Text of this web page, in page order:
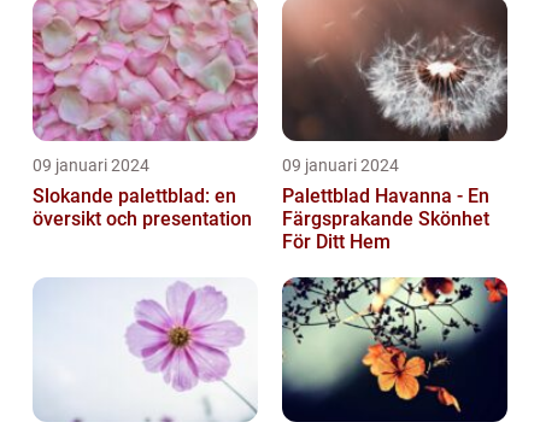
09 januari 2024
Slokande palettblad: en
översikt och presentation
09 januari 2024
Palettblad Havanna - En
Färgsprakande Skönhet
För Ditt Hem